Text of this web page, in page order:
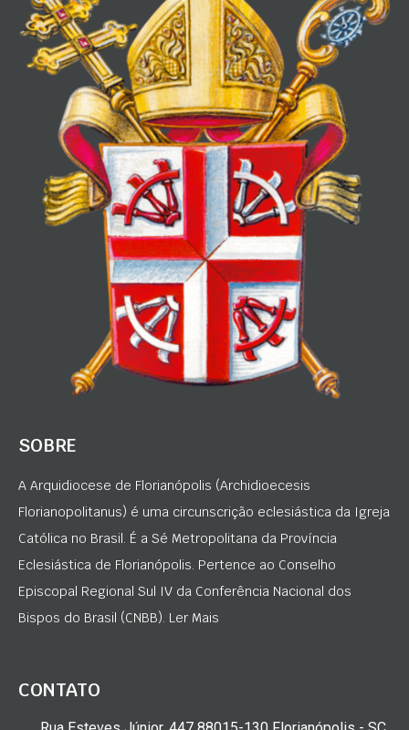
SOBRE
A Arquidiocese de Florianópolis (Archidioecesis
Florianopolitanus) é uma circunscrição eclesiástica da Igreja
Católica no Brasil. É a Sé Metropolitana da Província
Eclesiástica de Florianópolis. Pertence ao Conselho
Episcopal Regional Sul IV da Conferência Nacional dos
Bispos do Brasil (CNBB). Ler Mais
CONTATO